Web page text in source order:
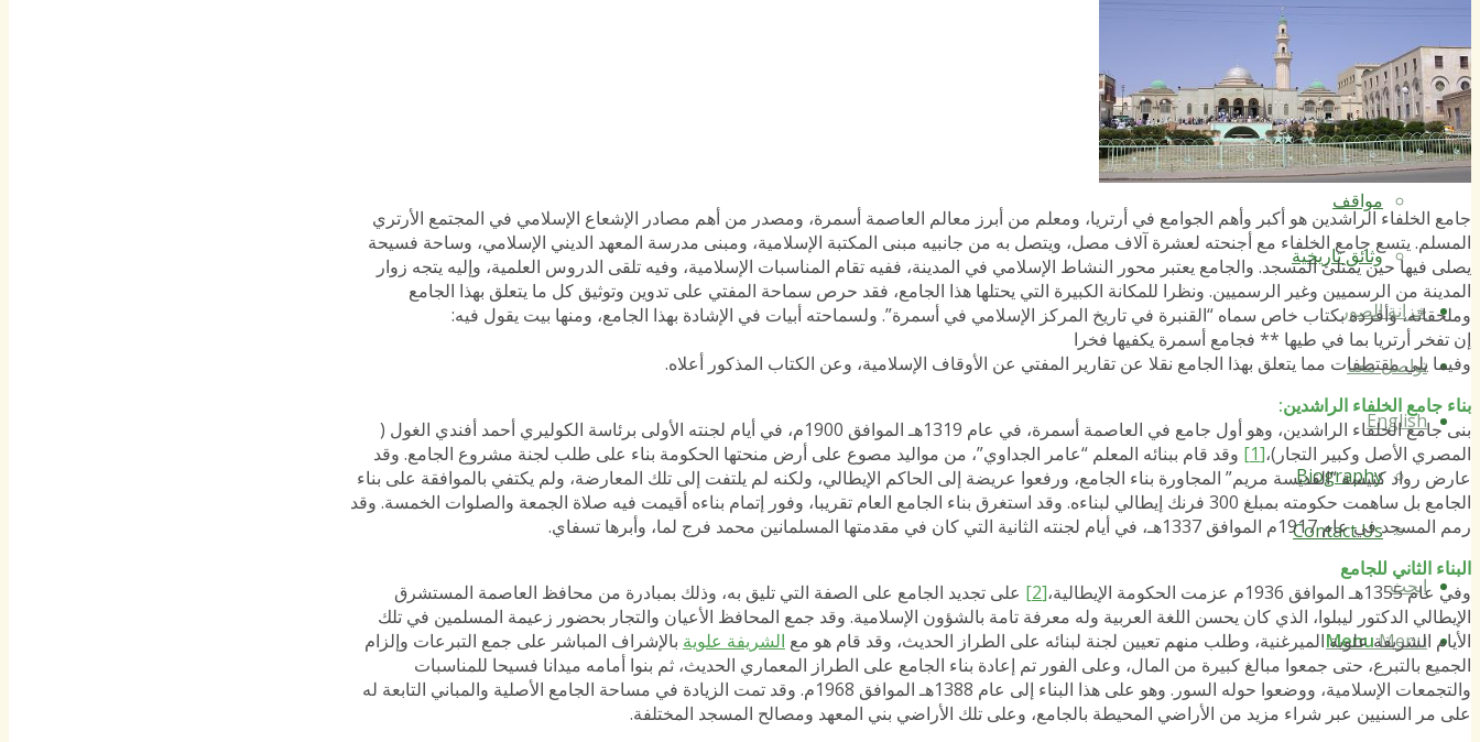
رسائل
حوادث
مواقف
وثائق تاريخية
خزانة الصور
تواصل معنا
English
Biography
Contact Us
ابحث
Menu Menu
جامع الخلفاء الراشدين هو أكبر وأهم الجوامع في أرتريا، ومعلم من أبرز معالم العاصمة أسمرة، ومصدر من أهم مصادر الإشعاع الإسلامي في المجتمع الأرتري
المسلم. يتسع جامع الخلفاء مع أجنحته لعشرة آلاف مصل، ويتصل به من جانبيه مبنى المكتبة الإسلامية، ومبنى مدرسة المعهد الديني الإسلامي، وساحة فسيحة
يصلى فيها حين يمتلئ المسجد. والجامع يعتبر محور النشاط الإسلامي في المدينة، ففيه تقام المناسبات الإسلامية، وفيه تلقى الدروس العلمية، وإليه يتجه زوار
المدينة من الرسميين وغير الرسميين. ونظرا للمكانة الكبيرة التي يحتلها هذا الجامع، فقد حرص سماحة المفتي على تدوين وتوثيق كل ما يتعلق بهذا الجامع
وملحقاته، وأفرده بكتاب خاص سماه “القنبرة في تاريخ المركز الإسلامي في أسمرة”. ولسماحته أبيات في الإشادة بهذا الجامع، ومنها بيت يقول فيه:
إن تفخر أرتريا بما في طيها ** فجامع أسمرة يكفيها فخرا
وفيما يلي مقتطفات مما يتعلق بهذا الجامع نقلا عن تقارير المفتي عن الأوقاف الإسلامية، وعن الكتاب المذكور أعلاه.
بناء جامع الخلفاء الراشدين:
بنى جامع الخلفاء الراشدين، وهو أول جامع في العاصمة أسمرة، في عام 1319هـ الموافق 1900م، في أيام لجنته الأولى برئاسة الكوليري أحمد أفندي الغول (
المصري الأصل وكبير التجار)،[1]
وقد قام ببنائه المعلم “عامر الجداوي”، من مواليد مصوع على أرض منحتها الحكومة بناء على طلب لجنة مشروع الجامع. وقد
عارض رواد كنيسة “القديسة مريم” المجاورة بناء الجامع، ورفعوا عريضة إلى الحاكم الإيطالي، ولكنه لم يلتفت إلى تلك المعارضة، ولم يكتفي بالموافقة على بناء
الجامع بل ساهمت حكومته بمبلغ 300 فرنك إيطالي لبناءه. وقد استغرق بناء الجامع العام تقريبا، وفور إتمام بناءه أقيمت فيه صلاة الجمعة والصلوات الخمسة. وقد
رمم المسجد في عام 1917م الموافق 1337هـ، في أيام لجنته الثانية التي كان في مقدمتها المسلمانين محمد فرج لما، وأبرها تسفاي.
البناء الثاني للجامع
وفي عام 1355هـ الموافق 1936م عزمت الحكومة الإيطالية،
[2]
على تجديد الجامع على الصفة التي تليق به، وذلك بمبادرة من محافظ العاصمة المستشرق
الإيطالي الدكتور ليبلوا، الذي كان يحسن اللغة العربية وله معرفة تامة بالشؤون الإسلامية. وقد جمع المحافظ الأعيان والتجار بحضور زعيمة المسلمين في تلك
الأيام الشريفة علوية الميرغنية، وطلب منهم تعيين لجنة لبنائه على الطراز الحديث، وقد قام هو مع الشريفة علوية بالإشراف المباشر على جمع التبرعات وإلزام
الجميع بالتبرع، حتى جمعوا مبالغ كبيرة من المال، وعلى الفور تم إعادة بناء الجامع على الطراز المعماري الحديث، ثم بنوا أمامه ميدانا فسيحا للمناسبات
والتجمعات الإسلامية، ووضعوا حوله السور. وهو على هذا البناء إلى عام 1388هـ الموافق 1968م. وقد تمت الزيادة في مساحة الجامع الأصلية والمباني التابعة له
على مر السنيين عبر شراء مزيد من الأراضي المحيطة بالجامع، وعلى تلك الأراضي بني المعهد ومصالح المسجد المختلفة.